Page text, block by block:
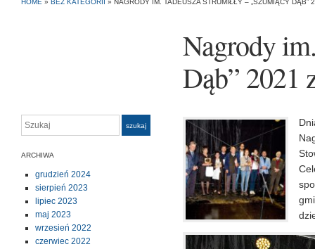
HOME » BEZ KATEGORII » NAGRODY IM. TADEUSZA STRUMIŁŁY – „SZUMIĄCY DĄB”
Nagrody
Dąb” 2021
Szukaj szukaj
ARCHIWA
grudzień 2024
sierpień 2023
lipiec 2023
maj 2023
wrzesień 2022
czerwiec 2022